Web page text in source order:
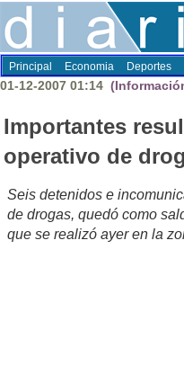
Principal Economia Deportes
01-12-2007 01:14
Importantes
operativo de
Seis detenidos e
de drogas, quedó como
que se realizó ayer en la